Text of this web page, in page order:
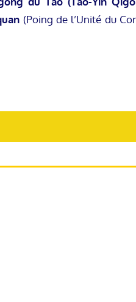
(Poing de l’Unité du